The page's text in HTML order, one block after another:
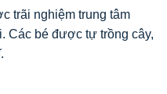
trãi nghiệm trung tâm
Các bé được tự trồng cây,